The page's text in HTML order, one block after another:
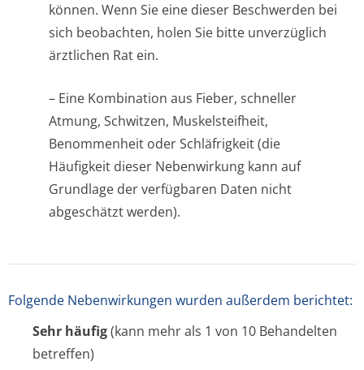
können. Wenn Sie eine dieser Beschwerden bei
sich beobachten, holen Sie bitte unverzüglich
ärztlichen Rat ein.
– Eine Kombination aus Fieber, schneller
Atmung, Schwitzen, Muskelsteifheit,
Benommenheit oder Schläfrigkeit (die
Häufigkeit dieser Nebenwirkung kann auf
Grundlage der verfügbaren Daten nicht
abgeschätzt werden).
Folgende Nebenwirkungen wurden außerdem berichtet:
Sehr häufig(kann mehr als 1 von 10 Behandelten
betreffen)